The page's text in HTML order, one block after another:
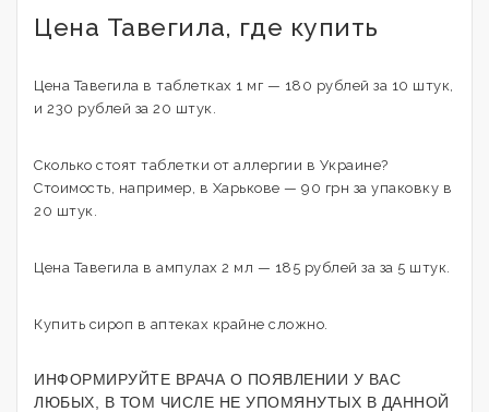
Цена Тавегила, где купить
Цена Тавегила в таблетках 1 мг — 180 рублей за 10 штук,
и 230 рублей за 20 штук.
Сколько стоят таблетки от аллергии в Украине?
Стоимость, например, в Харькове — 90 грн за упаковку в
20 штук.
Цена Тавегила в ампулах 2 мл — 185 рублей за за 5 штук.
Купить сироп в аптеках крайне сложно.
ИНФОРМИРУЙТЕ ВРАЧА О ПОЯВЛЕНИИ У ВАС
ЛЮБЫХ, В ТОМ ЧИСЛЕ НЕ УПОМЯНУТЫХ В ДАННОЙ